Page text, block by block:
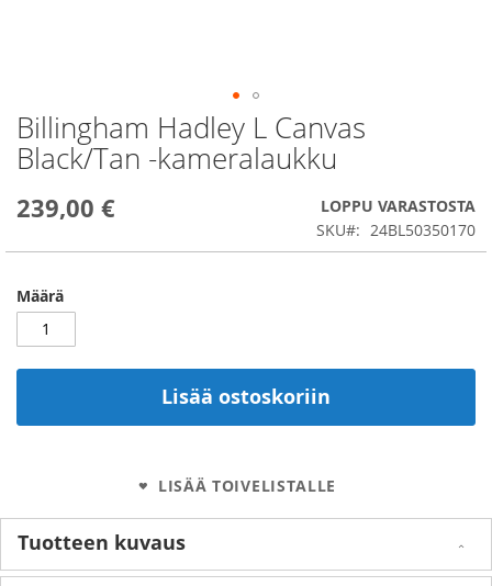
Billingham Hadley L Canvas
Black/Tan -kameralaukku
239,00 €
LOPPU VARASTOSTA
SKU
24BL50350170
Määrä
Lisää ostoskoriin
LISÄÄ TOIVELISTALLE
Skip
to
the
of
Tuotteen kuvaus